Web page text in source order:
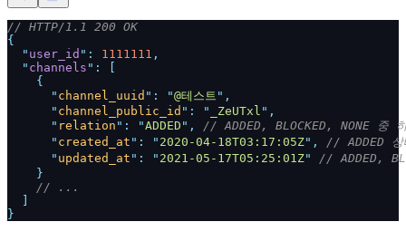
// HTTP/1.1 200 OK
{
" user_id ": 1111111 ,
" channels ": [
{
" channel_uuid ": "@테스트 ",
" channel_public_id ": " _ZeUTxl ",
" relation ": "ADDED ",
// ADDED, BLOCKED, NONE 중
" created_at ": " 2020-04-18T03:17:05Z",
// ADDED 상
" updated_at ": " 2021-05-17T05:25:01Z"
// ADDED,
}
// ...
}